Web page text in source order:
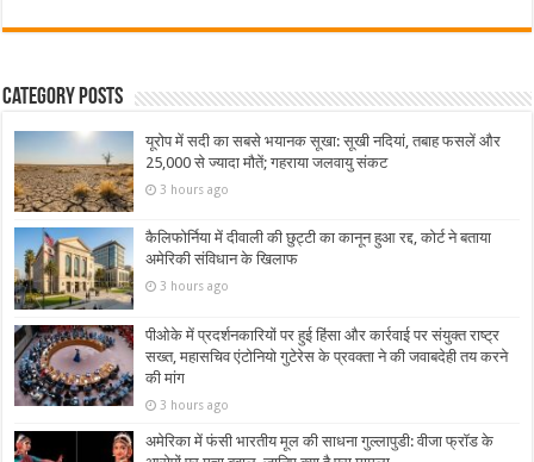
Category Posts
यूरोप में सदी का सबसे भयानक सूखा: सूखी नदियां, तबाह फसलें और
25,000 से ज्यादा मौतें; गहराया जलवायु संकट
3 hours ago
कैलिफोर्निया में दीवाली की छुट्टी का कानून हुआ रद्द, कोर्ट ने बताया
अमेरिकी संविधान के खिलाफ
3 hours ago
पीओके में प्रदर्शनकारियों पर हुई हिंसा और कार्रवाई पर संयुक्त राष्ट्र
सख्त, महासचिव एंटोनियो गुटेरेस के प्रवक्ता ने की जवाबदेही तय करने
की मांग
3 hours ago
अमेरिका में फंसी भारतीय मूल की साधना गुल्लापुडी: वीजा फ्रॉड के